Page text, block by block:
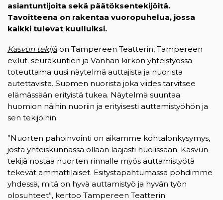
asiantuntijoita sekä päätöksentekijöitä.
Tavoitteena on rakentaa vuoropuhelua, jossa
kaikki tulevat kuulluiksi.
Kasvun tekijä on Tampereen Teatterin, Tampereen
ev.lut. seurakuntien ja Vanhan kirkon yhteistyössä
toteuttama uusi näytelmä auttajista ja nuorista
autettavista. Suomen nuorista joka viides tarvitsee
elämässään erityistä tukea. Näytelmä suuntaa
huomion näihin nuoriin ja erityisesti auttamistyöhön ja
sen tekijöihin.
”Nuorten pahoinvointi on aikamme kohtalonkysymys,
josta yhteiskunnassa ollaan laajasti huolissaan. Kasvun
tekijä nostaa nuorten rinnalle myös auttamistyötä
tekevät ammattilaiset. Esitystapahtumassa pohdimme
yhdessä, mitä on hyvä auttamistyö ja hyvän työn
olosuhteet”, kertoo Tampereen Teatterin